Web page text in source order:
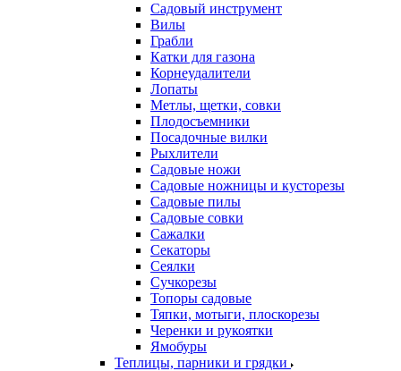
Садовый инструмент
Вилы
Грабли
Катки для газона
Корнеудалители
Лопаты
Метлы, щетки, совки
Плодосъемники
Посадочные вилки
Рыхлители
Садовые ножи
Садовые ножницы и кусторезы
Садовые пилы
Садовые совки
Сажалки
Секаторы
Сеялки
Сучкорезы
Топоры садовые
Тяпки, мотыги, плоскорезы
Черенки и рукоятки
Ямобуры
Теплицы, парники и грядки